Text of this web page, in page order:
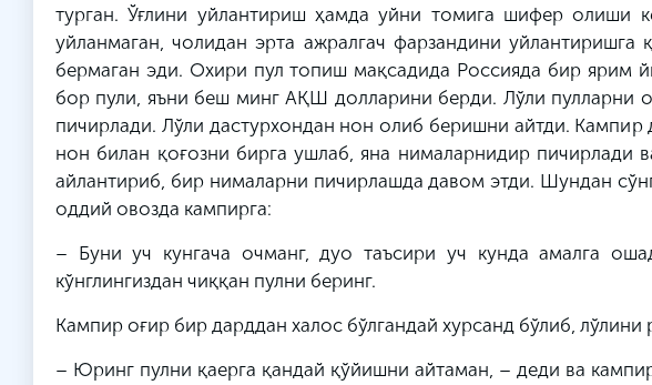
турган. Ўғлини уйлантириш ҳамда уйни томига шифер олиши
уйланмаган, чолидан эрта ажралгач фарзандини уйлантиришга
бермаган эди. Охири пул топиш мақсадида Россияда бир ярим
бор пули, яъни беш минг АҚШ долларини берди. Лўли пулларни
пичирлади. Лўли дастурхондан нон олиб беришни айтди. Кампир
нон билан қоғозни бирга ушлаб, яна нималарнидир пичирлади
айлантириб, бир нималарни пичирлашда давом этди. Шундан
оддий овозда кампирга:
– Буни уч кунгача очманг, дуо таъсири уч кунда амалга
кўнглингиздан чиққан пулни беринг.
Кампир оғир бир дарддан халос бўлгандай хурсанд бўлиб,
– Юринг пулни қаерга қандай қўйишни айтаман, – деди ва